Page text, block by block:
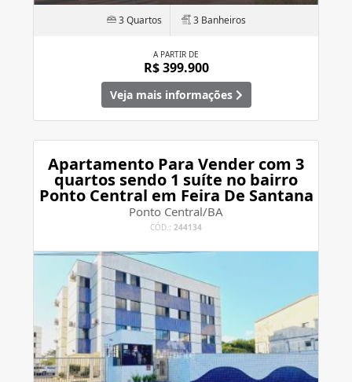
3 Quartos 3 Banheiros
A PARTIR DE
R$ 399.900
Veja mais informações
Apartamento Para Vender com 3
quartos sendo 1 suíte no bairro
Ponto Central em Feira De Santana
Ponto Central/BA
CÓD.: 244134